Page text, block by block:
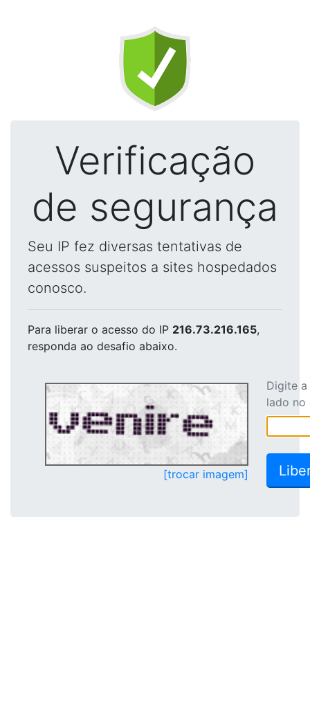
Verificação
de segurança
Seu IP fez diversas tentativas de
acessos suspeitos a sites hospedados
conosco.
Para liberar o acesso do IP 216.73.216.165,
responda ao desafio abaixo.
[trocar imagem]
Digite
lado no